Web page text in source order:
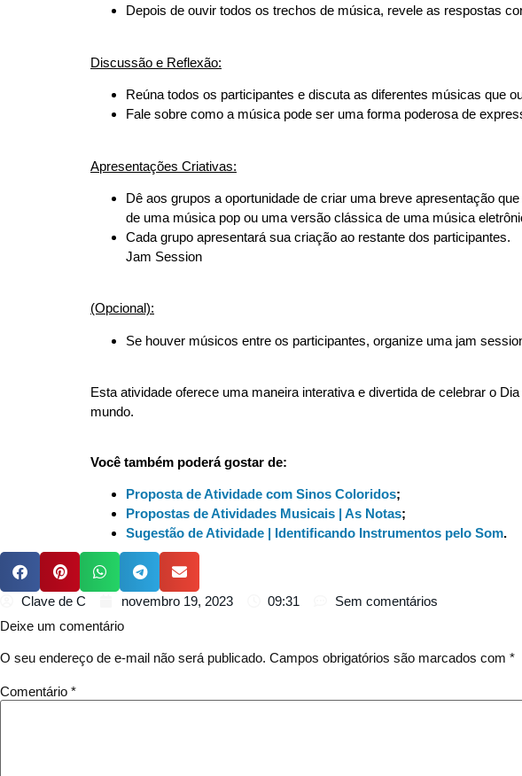
Depois de ouvir todos os trechos de música, revele as respostas
Discussão e Reflexão:
Reúna todos os participantes e discuta as diferentes músicas que
Fale sobre como a música pode ser uma forma poderosa de
Apresentações Criativas:
Dê aos grupos a oportunidade de criar uma breve apresentação
de uma música pop ou uma versão clássica de uma música
Cada grupo apresentará sua criação ao restante dos participantes.
Jam Session
(Opcional):
Se houver músicos entre os participantes, organize uma jam
Esta atividade oferece uma maneira interativa e divertida de celebrar o
mundo.
Você também poderá gostar de:
Proposta de Atividade com Sinos Coloridos;
Propostas de Atividades Musicais | As Notas;
Sugestão de Atividade | Identificando Instrumentos pelo Som.
Clave de C novembro 19, 2023 09:31
Sem comentários
Deixe um comentário
O seu endereço de e-mail não será publicado. Campos obrigatórios são marcados com *
Comentário *